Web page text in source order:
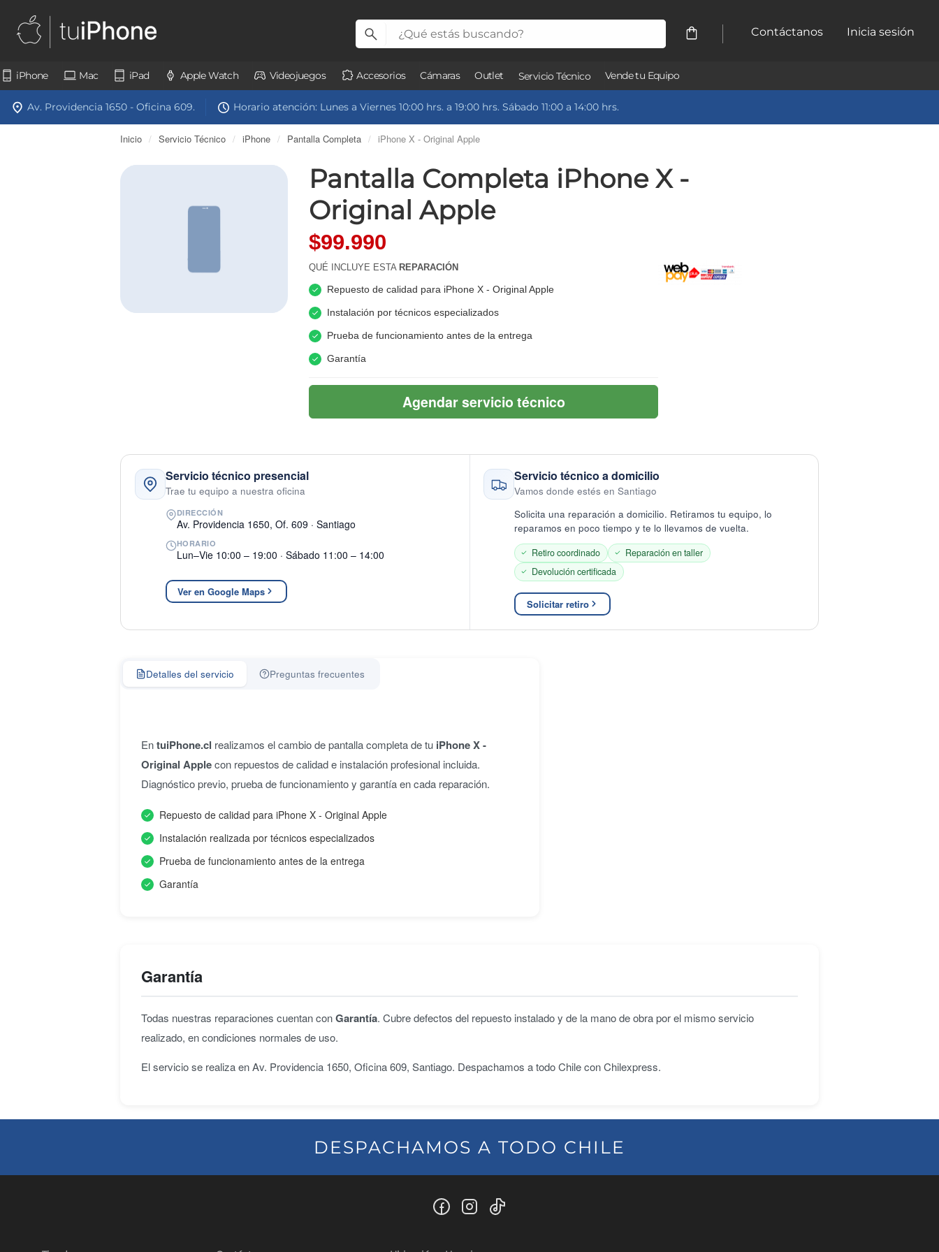
Contáctanos Inicia sesión
iPhone Mac iPad Apple Watch Videojuegos Accesorios Cámaras Outlet Servicio Técnico Vende tu Equipo
Av. Providencia 1650 - Oficina 609. Horario atención: Lunes a Viernes 10:00 hrs. a 19:00 hrs. Sábado 11:00 a 14:00 hrs.
Inicio / Servicio Técnico / iPhone / Pantalla Completa / iPhone X - Original Apple
Pantalla Completa iPhone X -
Original Apple
$99.990
QUÉ INCLUYE ESTA REPARACIÓN
Repuesto de calidad para iPhone X - Original Apple
Instalación por técnicos especializados
Prueba de funcionamiento antes de la entrega
Garantía
Agendar servicio técnico
Servicio técnico presencial
Trae tu equipo a nuestra oficina
DIRECCIÓN
Av. Providencia 1650, Of. 609 · Santiago
HORARIO
Lun–Vie 10:00 – 19:00 · Sábado 11:00 – 14:00
Ver en Google Maps
Servicio técnico a domicilio
Vamos donde estés en Santiago
Solicita una reparación a domicilio. Retiramos tu equipo, lo
reparamos en poco tiempo y te lo llevamos de vuelta.
Retiro coordinado
Reparación en taller
Devolución certificada
Solicitar retiro
Detalles del servicio Preguntas frecuentes
EntuiPhone.cl realizamos el cambio de pantalla completa de tu iPhone X -
Original Applecon repuestos de calidad e instalación profesional incluida.
Diagnóstico previo, prueba de funcionamiento y garantía en cada reparación.
Repuesto de calidad para iPhone X - Original Apple
Instalación realizada por técnicos especializados
Prueba de funcionamiento antes de la entrega
Garantía
Garantía
Todas nuestras reparaciones cuentan conGarantía. Cubre defectos del repuesto instalado y de la mano de obra por el mismo servicio
realizado, en condiciones normales de uso.
El servicio se realiza en Av. Providencia 1650, Oficina 609, Santiago. Despachamos a todo Chile con Chilexpress.
DESPACHAMOS A TODO CHILE